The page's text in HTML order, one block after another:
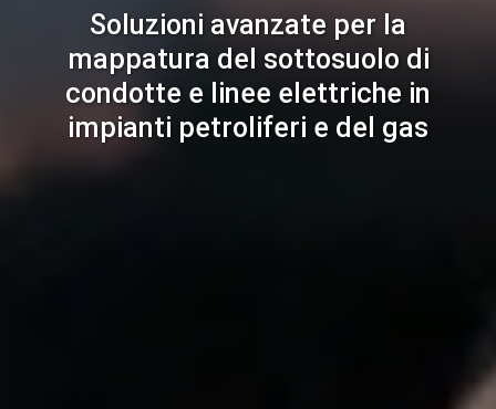
Soluzioni avanzate per la
mappatura del sottosuolo di
condotte e linee elettriche in
impianti petroliferi e del gas